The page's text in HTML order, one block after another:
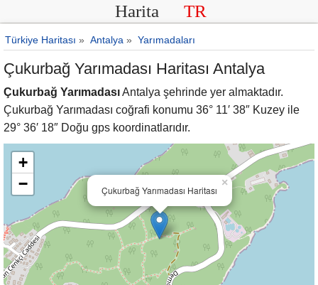
Harita TR
Türkiye Haritası » Antalya » Yarımadaları
Çukurbağ Yarımadası Haritası Antalya
Çukurbağ YarımadasıAntalya şehrinde yer almaktadır.
Çukurbağ Yarımadası coğrafi konumu 36° 11′ 38″ Kuzey ile
29° 36′ 18″ Doğu gps koordinatlarıdır.
Çukurbağ Yarımadası Haritası
×
+
−